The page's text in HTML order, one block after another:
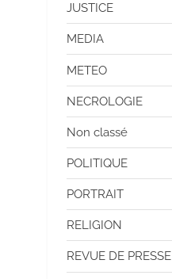
JUSTICE
MEDIA
METEO
NECROLOGIE
Non classé
POLITIQUE
PORTRAIT
RELIGION
REVUE DE PRESSE